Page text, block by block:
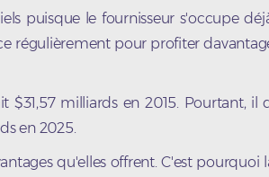
puisque le fournisseur s'occupe
régulièrement pour profiter
milliards en 2015. Pourtant, il
en 2025.
qu'elles offrent. C'est pourquoi